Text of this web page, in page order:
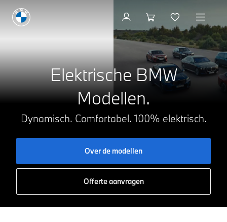
Elektrische BMW
Modellen.
Dynamisch. Comfortabel. 100% elektrisch.
Over de modellen
Offerte aanvragen
Beschikbare nieuwe